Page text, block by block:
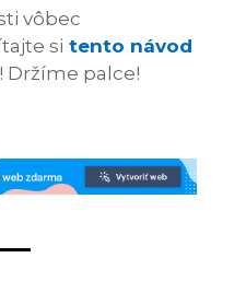
vôbec
si tento návod
Držíme palce!